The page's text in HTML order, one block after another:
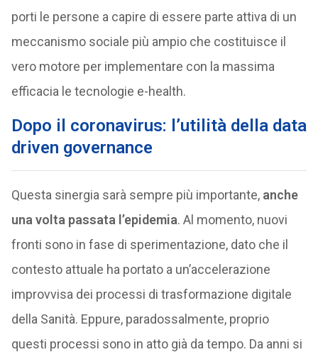
porti le persone a capire di essere parte attiva di un
meccanismo sociale più ampio che costituisce il
vero motore per implementare con la massima
efficacia le tecnologie e-health.
Dopo il coronavirus: l’utilità della data
driven governance
Questa sinergia sarà sempre più importante, anche
una volta passata l’epidemia. Al momento, nuovi
fronti sono in fase di sperimentazione, dato che il
contesto attuale ha portato a un’accelerazione
improvvisa dei processi di trasformazione digitale
della Sanità. Eppure, paradossalmente, proprio
questi processi sono in atto già da tempo. Da anni si